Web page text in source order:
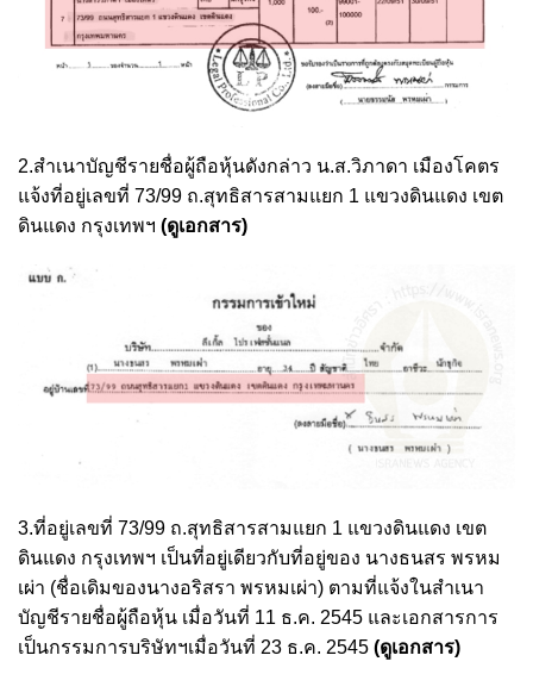
2.สำเนาบัญชีรายชื่อผู้ถือหุ้นดังกล่าว น.ส.วิภาดา เมืองโคตร
แจ้งที่อยู่เลขที่ 73/99 ถ.สุทธิสารสามแยก 1 แขวงดินแดง เขต
ดินแดง กรุงเทพฯ (ดูเอกสาร)
3.ที่อยู่เลขที่ 73/99 ถ.สุทธิสารสามแยก 1 แขวงดินแดง เขต
ดินแดง กรุงเทพฯ เป็นที่อยู่เดียวกับที่อยู่ของ นางธนสร พรหม
เผ่า (ชื่อเดิมของนางอริสรา พรหมเผ่า) ตามที่แจ้งในสำเนา
บัญชีรายชื่อผู้ถือหุ้น เมื่อวันที่ 11 ธ.ค. 2545 และเอกสารการ
เป็นกรรมการบริษัทฯเมื่อวันที่ 23 ธ.ค. 2545 (ดูเอกสาร)